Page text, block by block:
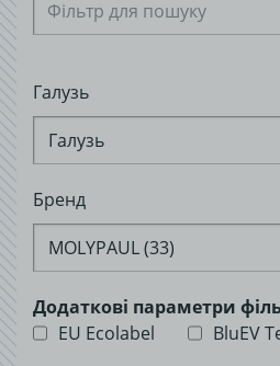
Галузь
Галузь
Бренд
MOLYPAUL (33)
Додаткові параметри
EU Ecolabel
BluEV